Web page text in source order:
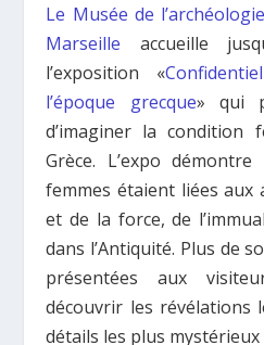
Le Musée de
Marseille accueille
l’exposition «
l’époque grecque» qui
d’imaginer la condition
Grèce. L’expo
femmes étaient liées
et de la force, de
dans l’Antiquité. Plus de
présentées aux
découvrir les révélations
détails les plus